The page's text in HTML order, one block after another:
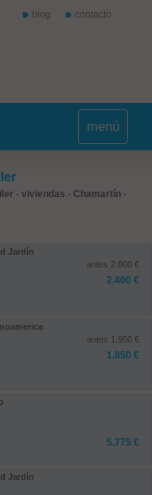
blog contacto
menú
- viviendas - Chamartín -
Jardín
antes 2.800 €
2.400 €
antes 1.950 €
1.850 €
5.775 €
Jardín